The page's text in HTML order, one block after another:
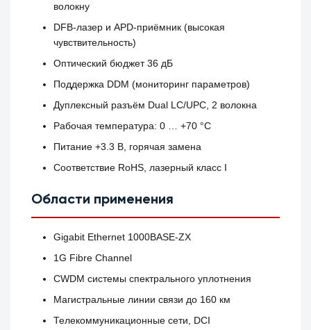
волокну
DFB-лазер и APD-приёмник (высокая
чувствительность)
Оптический бюджет 36 дБ
Поддержка DDM (мониторинг параметров)
Дуплексный разъём Dual LC/UPC, 2 волокна
Рабочая температура: 0 … +70 °C
Питание +3.3 В, горячая замена
Соответствие RoHS, лазерный класс I
Области применения
Gigabit Ethernet 1000BASE‑ZX
1G Fibre Channel
CWDM системы спектрального уплотнения
Магистральные линии связи до 160 км
Телекоммуникационные сети, DCI